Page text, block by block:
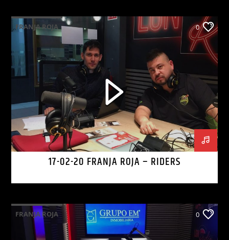
FRANJA ROJA 0
17-02-20 FRANJA ROJA – RIDERS
FRANJA ROJA 0